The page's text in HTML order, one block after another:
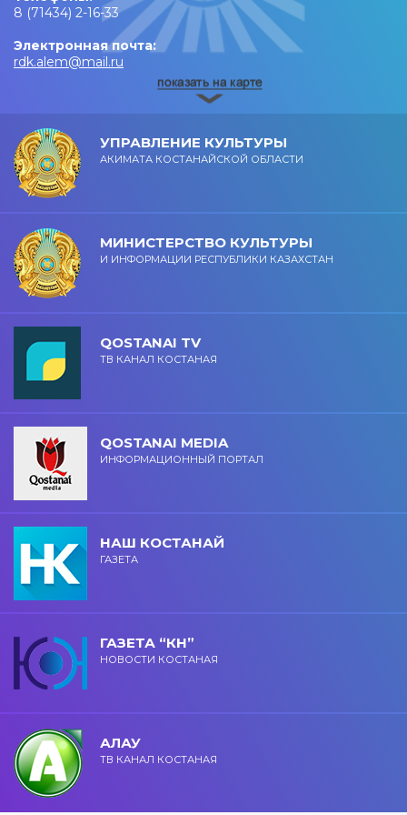
8 (71434) 2-16-33
Электронная почта:
rdk.alem@mail.ru
УПРАВЛЕНИЕ КУЛЬТУРЫ
АКИМАТА КОСТАНАЙСКОЙ ОБЛАСТИ
МИНИСТЕРСТВО КУЛЬТУРЫ
И ИНФОРМАЦИИ РЕСПУБЛИКИ КАЗАХСТАН
QOSTANAI TV
ТВ КАНАЛ КОСТАНАЯ
QOSTANAI MEDIA
ИНФОРМАЦИОННЫЙ ПОРТАЛ
НАШ КОСТАНАЙ
ГАЗЕТА
ГАЗЕТА “КН”
НОВОСТИ КОСТАНАЯ
АЛАУ
ТВ КАНАЛ КОСТАНАЯ